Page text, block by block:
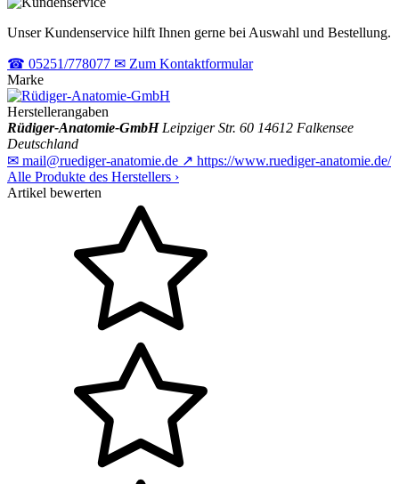
Unser Kundenservice hilft Ihnen gerne bei Auswahl und Bestellung.
☎ 05251/778077 ✉ Zum Kontaktformular
Marke
Herstellerangaben
Rüdiger-Anatomie-GmbH Leipziger Str. 60 14612 Falkensee
Deutschland
✉ mail@ruediger-anatomie.de ↗ https://www.ruediger-anatomie.de/
Alle Produkte des Herstellers ›
Artikel bewerten